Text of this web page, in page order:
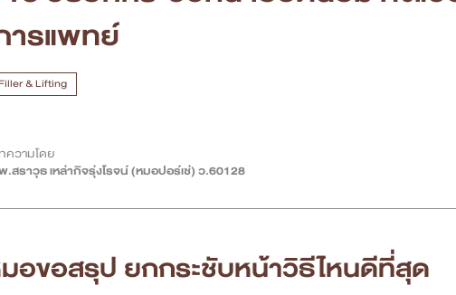
ารแพทย์
& Lifting
ความโดย
.สราวุธ เหล่ากิจรุ่งโรจน์ (หมอปอร์เช่) ว.60128
อขอสรุป ยกกระชับหน้าวิธีไหนดีที่สุด